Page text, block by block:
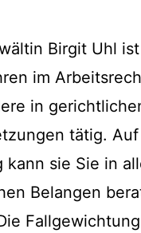
Birgit Uhl
im
in
tätig. Auf
kann sie Sie in
Belangen